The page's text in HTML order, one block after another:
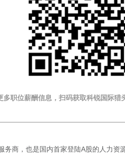
多职位薪酬信息，扫码获取科锐国际猎
务商，也是国内首家登陆A股的人力